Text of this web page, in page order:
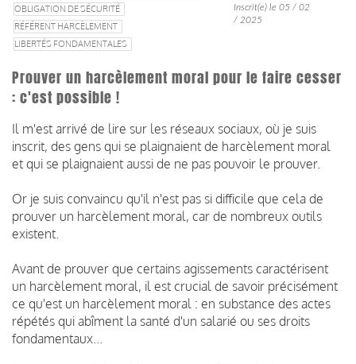
OBLIGATION DE SÉCURITÉ
RÉFÉRENT HARCÈLEMENT
LIBERTÉS FONDAMENTALES
Inscrit(e) le 05 / 02
/ 2025
Prouver un harcèlement moral pour le faire cesser
: c'est possible !
Il m'est arrivé de lire sur les réseaux sociaux, où je suis
inscrit, des gens qui se plaignaient de harcèlement moral
et qui se plaignaient aussi de ne pas pouvoir le prouver.
Or je suis convaincu qu'il n'est pas si difficile que cela de
prouver un harcèlement moral, car de nombreux outils
existent.
Avant de prouver que certains agissements caractérisent
un harcèlement moral, il est crucial de savoir précisément
ce qu'est un harcèlement moral : en substance des actes
répétés qui abîment la santé d'un salarié ou ses droits
fondamentaux...